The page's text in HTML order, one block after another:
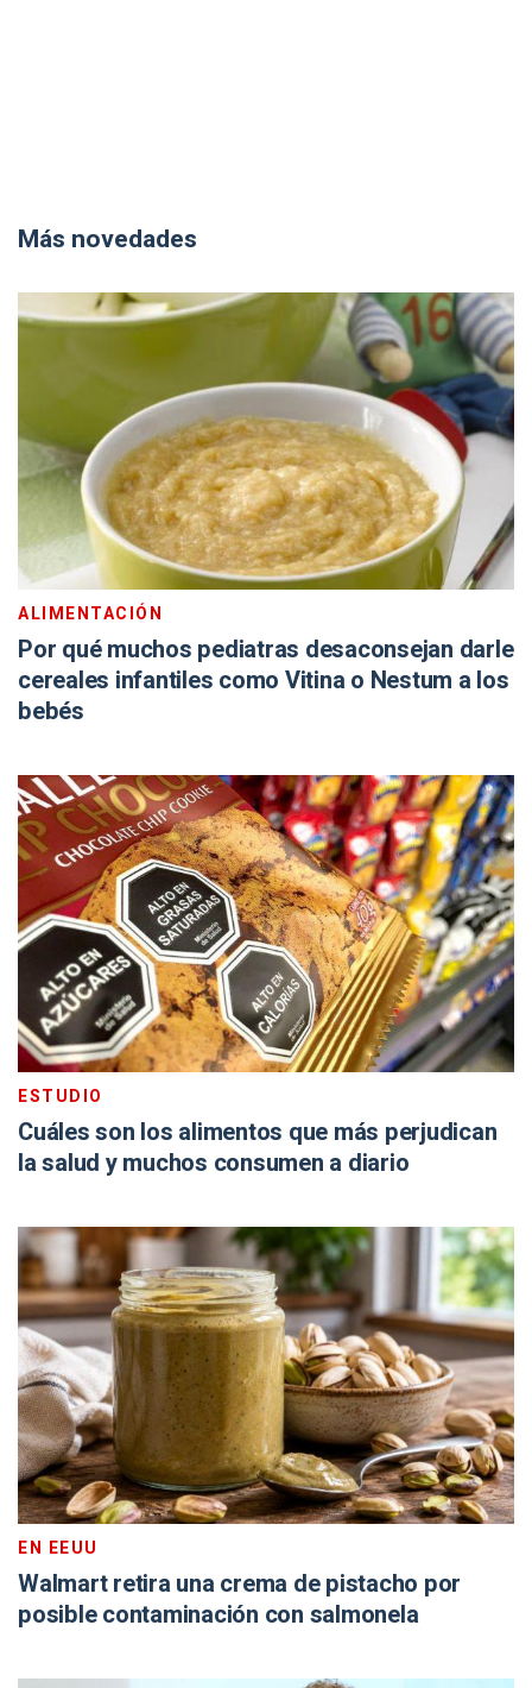
Más novedades
ALIMENTACIÓN
Por qué muchos pediatras desaconsejan darle
cereales infantiles como Vitina o Nestum a los
bebés
ESTUDIO
Cuáles son los alimentos que más perjudican
la salud y muchos consumen a diario
EN EEUU
Walmart retira una crema de pistacho por
posible contaminación con salmonela